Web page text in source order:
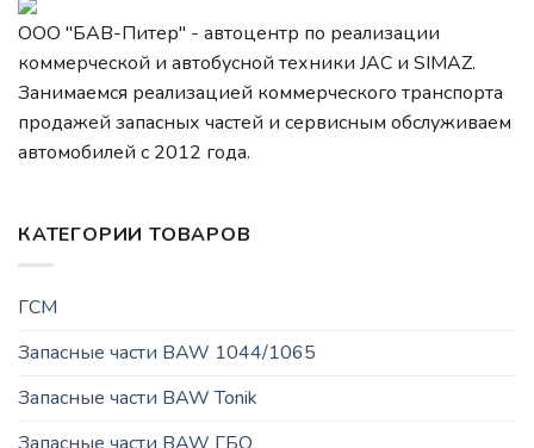
ООО "БАВ-Питер" - автоцентр по реализации
коммерческой и автобусной техники JAC и SIMAZ.
Занимаемся реализацией коммерческого транспорта
продажей запасных частей и сервисным обслуживаем
автомобилей c 2012 года.
КАТЕГОРИИ ТОВАРОВ
ГСМ
Запасные части BAW 1044/1065
Запасные части BAW Tonik